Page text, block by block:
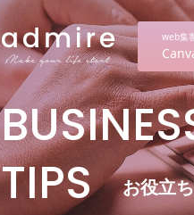
web集
TIPS
お役立